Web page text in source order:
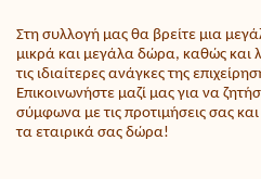
Στη συλλογή μας θα βρείτε μια
μικρά και μεγάλα δώρα, καθώς και
τις ιδιαίτερες ανάγκες της
Επικοινωνήστε μαζί μας για να
σύμφωνα με τις προτιμήσεις σας
τα εταιρικά σας δώρα!